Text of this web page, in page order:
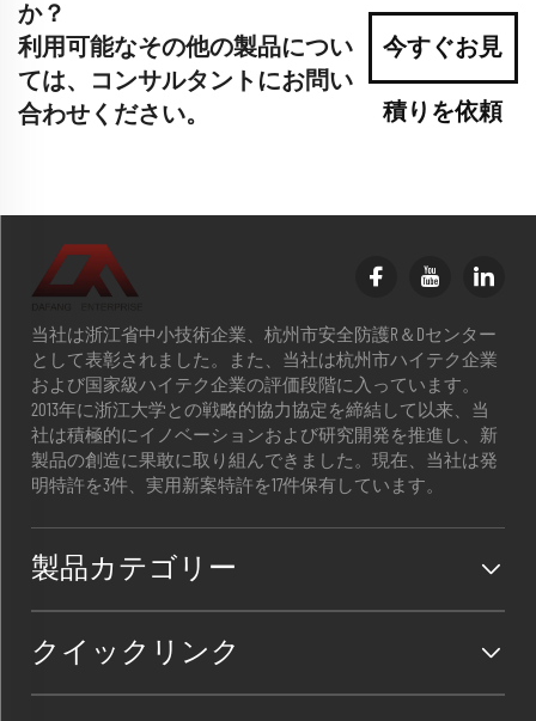
か？
利用可能なその他の製品につい
ては、コンサルタントにお問い
合わせください。
今すぐお見
積りを依頼
当社は浙江省中小技術企業、杭州市安全防護R＆Dセンター
として表彰されました。また、当社は杭州市ハイテク企業
および国家級ハイテク企業の評価段階に入っています。
2013年に浙江大学との戦略的協力協定を締結して以来、当
社は積極的にイノベーションおよび研究開発を推進し、新
製品の創造に果敢に取り組んできました。現在、当社は発
明特許を3件、実用新案特許を17件保有しています。
製品カテゴリー
クイックリンク